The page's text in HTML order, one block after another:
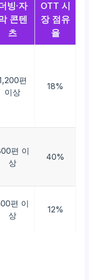
빙·자
콘텐
츠
OTT 시
장 점유
율
편
이상
18%
편 이
상
40%
편 이
상
12%